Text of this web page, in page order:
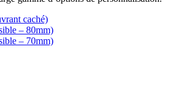
caché)
– 80mm)
– 70mm)